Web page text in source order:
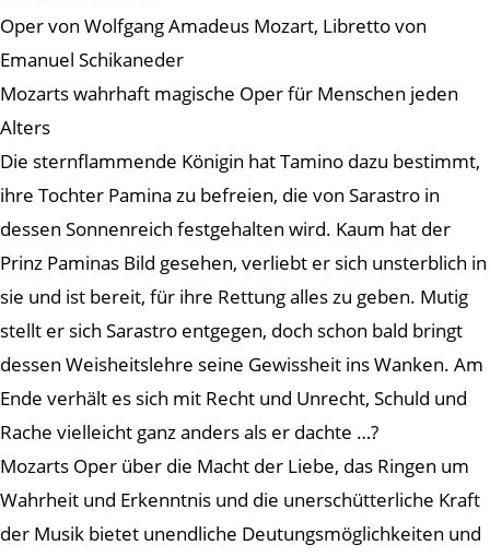
Oper von Wolfgang Amadeus Mozart, Libretto von
Emanuel Schikaneder
Mozarts wahrhaft magische Oper für Menschen jeden
Alters
Die sternflammende Königin hat Tamino dazu bestimmt,
ihre Tochter Pamina zu befreien, die von Sarastro in
dessen Sonnenreich festgehalten wird. Kaum hat der
Prinz Paminas Bild gesehen, verliebt er sich unsterblich in
sie und ist bereit, für ihre Rettung alles zu geben. Mutig
stellt er sich Sarastro entgegen, doch schon bald bringt
dessen Weisheitslehre seine Gewissheit ins Wanken. Am
Ende verhält es sich mit Recht und Unrecht, Schuld und
Rache vielleicht ganz anders als er dachte …?
Mozarts Oper über die Macht der Liebe, das Ringen um
Wahrheit und Erkenntnis und die unerschütterliche Kraft
der Musik bietet unendliche Deutungsmöglichkeiten und